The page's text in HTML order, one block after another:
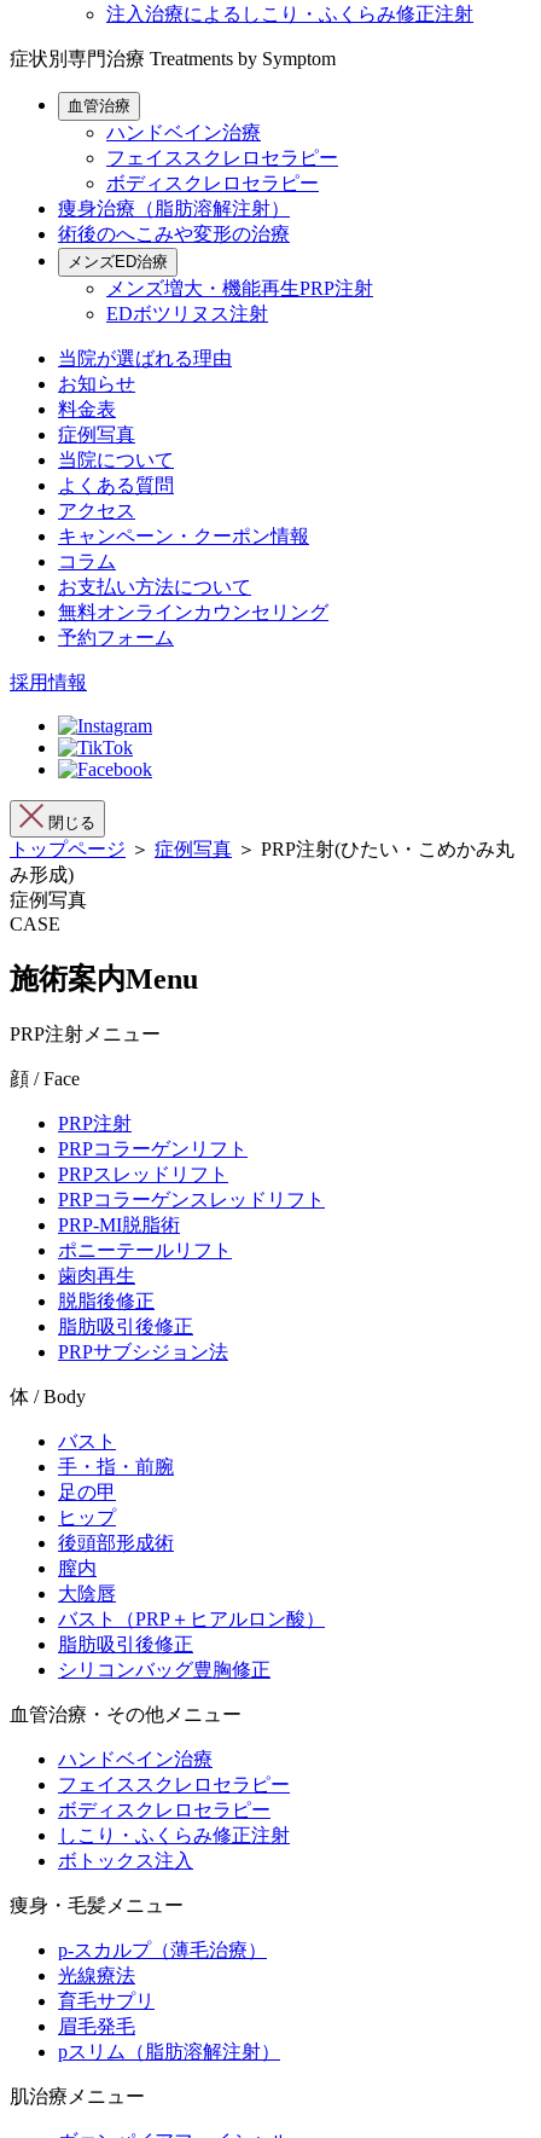
注入治療によるしこり・ふくらみ修正注射
症状別専門治療 Treatments by Symptom
血管治療
ハンドベイン治療
フェイススクレロセラピー
ボディスクレロセラピー
痩身治療（脂肪溶解注射）
術後のへこみや変形の治療
メンズED治療
メンズ増大・機能再生PRP注射
EDボツリヌス注射
当院が選ばれる理由
お知らせ
料金表
症例写真
当院について
よくある質問
アクセス
キャンペーン・クーポン情報
コラム
お支払い方法について
無料オンラインカウンセリング
予約フォーム
採用情報
閉じる
トップページ ＞ 症例写真 ＞ PRP注射(ひたい・こめかみ丸
み形成)
症例写真
CASE
施術案内Menu
PRP注射メニュー
顔 / Face
PRP注射
PRPコラーゲンリフト
PRPスレッドリフト
PRPコラーゲンスレッドリフト
PRP-MI脱脂術
ポニーテールリフト
歯肉再生
脱脂後修正
脂肪吸引後修正
PRPサブシジョン法
体 / Body
バスト
手・指・前腕
足の甲
ヒップ
後頭部形成術
膣内
大陰唇
バスト（PRP＋ヒアルロン酸）
脂肪吸引後修正
シリコンバッグ豊胸修正
血管治療・その他メニュー
ハンドベイン治療
フェイススクレロセラピー
ボディスクレロセラピー
しこり・ふくらみ修正注射
ボトックス注入
痩身・毛髪メニュー
p-スカルプ（薄毛治療）
光線療法
育毛サプリ
眉毛発毛
pスリム（脂肪溶解注射）
肌治療メニュー